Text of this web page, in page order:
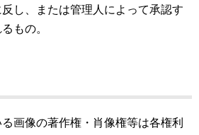
反し、または管理人によって承認す
もの。
画像の著作権・肖像権等は各権利